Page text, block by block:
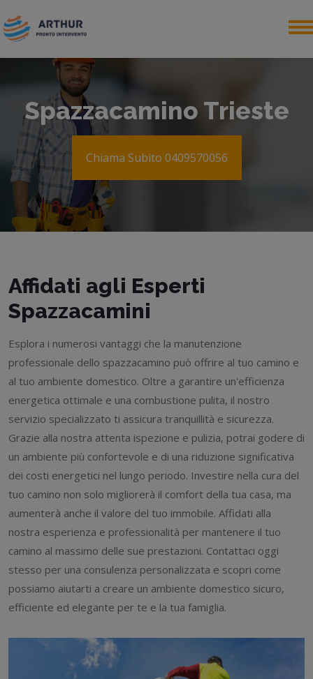
Spazzacamino Trieste
Chiama Subito 0409570056
Affidati agli Esperti
Spazzacamini
Esplora i numerosi vantaggi che la manutenzione
professionale dello spazzacamino può offrire al tuo camino e
al tuo ambiente domestico. Oltre a garantire un'efficienza
energetica ottimale e una combustione pulita, il nostro
servizio specializzato ti assicura tranquillità e sicurezza.
Grazie alla nostra attenta ispezione e pulizia, potrai godere di
un ambiente più confortevole e di una riduzione significativa
dei costi energetici nel lungo periodo. Investire nella cura del
tuo camino non solo migliorerà il comfort della tua casa, ma
aumenterà anche il valore del tuo immobile. Affidati alla
nostra esperienza e professionalità per mantenere il tuo
camino al massimo delle sue prestazioni. Contattaci oggi
stesso per una consulenza personalizzata e scopri come
possiamo aiutarti a creare un ambiente domestico sicuro,
efficiente ed elegante per te e la tua famiglia.